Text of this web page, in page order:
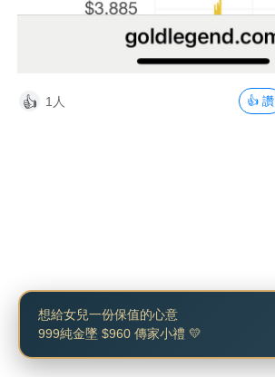
👍 1人 👍 讚
想給女兒一份保值的心意
999純金墜 $960 傳家小禮 💛